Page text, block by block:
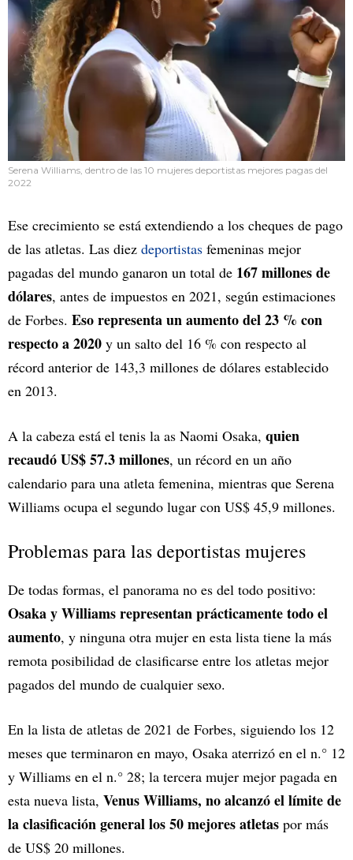
Serena Williams, dentro de las 10 mujeres deportistas mejores pagas del
2022
Ese crecimiento se está extendiendo a los cheques de pago
de las atletas. Las diez deportistas femeninas mejor
pagadas del mundo ganaron un total de 167 millones de
dólares, antes de impuestos en 2021, según estimaciones
de Forbes. Eso representa un aumento del 23 % con
respecto a 2020 y un salto del 16 % con respecto al
récord anterior de 143,3 millones de dólares establecido
en 2013.
A la cabeza está el tenis la as Naomi Osaka, quien
recaudó US$ 57.3 millones, un récord en un año
calendario para una atleta femenina, mientras que Serena
Williams ocupa el segundo lugar con US$ 45,9 millones.
Problemas para las deportistas mujeres
De todas formas, el panorama no es del todo positivo:
Osaka y Williams representan prácticamente todo el
aumento, y ninguna otra mujer en esta lista tiene la más
remota posibilidad de clasificarse entre los atletas mejor
pagados del mundo de cualquier sexo.
En la lista de atletas de 2021 de Forbes, siguiendo los 12
meses que terminaron en mayo, Osaka aterrizó en el n.° 12
y Williams en el n.° 28; la tercera mujer mejor pagada en
esta nueva lista, Venus Williams, no alcanzó el límite de
la clasificación general los 50 mejores atletas por más
de US$ 20 millones.